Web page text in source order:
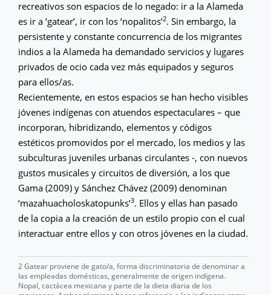
recreativos son espacios de lo negado: ir a la Alameda
es ir a ‘gatear’, ir con los ‘nopalitos’2. Sin embargo, la
persistente y constante concurrencia de los migrantes
indios a la Alameda ha demandado servicios y lugares
privados de ocio cada vez más equipados y seguros
para ellos/as.
Recientemente, en estos espacios se han hecho visibles
jóvenes indígenas con atuendos espectaculares – que
incorporan, hibridizando, elementos y códigos
estéticos promovidos por el mercado, los medios y las
subculturas juveniles urbanas circulantes -, con nuevos
gustos musicales y circuitos de diversión, a los que
Gama (2009) y Sánchez Chávez (2009) denominan
‘mazahuacholoskatopunks’3. Ellos y ellas han pasado
de la copia a la creación de un estilo propio con el cual
interactuar entre ellos y con otros jóvenes en la ciudad.
2 Gatear proviene de gato/a, forma discriminatoria de denominar a
las empleadas domésticas, generalmente de origen indígena.
Nopal, cactácea mexicana y parte de la dieta diaria de los